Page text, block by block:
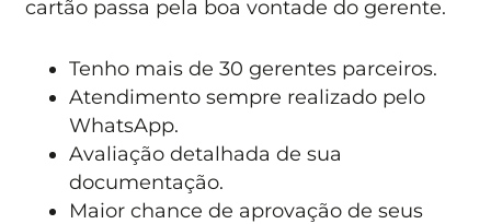
cartão passa pela boa vontade do gerente.
Tenho mais de 30 gerentes parceiros.
Atendimento sempre realizado pelo
WhatsApp.
Avaliação detalhada de sua
documentação.
Maior chance de aprovação de seus